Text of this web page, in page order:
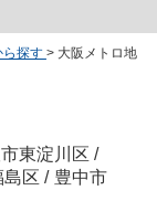
ら探す > 大阪メトロ地
東淀川区 /
島区 / 豊中市